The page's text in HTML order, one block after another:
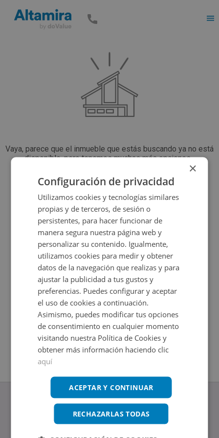
Vaya, parece que el inmueble que estás buscando ya no está
disponible, pero tenemos muchas más opciones...
Volver a buscar
Edificio Atalaya Centro Fase I Sn, 30589 Murcia - Murcia
Impuestos no incluidos
www.altamirainmuebles.com
×
Configuración de privacidad
Utilizamos cookies y tecnologías similares
propias y de terceros, de sesión o
persistentes, para hacer funcionar de
manera segura nuestra página web y
personalizar su contenido. Igualmente,
utilizamos cookies para medir y obtener
datos de la navegación que realizas y para
ajustar la publicidad a tus gustos y
preferencias. Puedes configurar y aceptar
el uso de cookies a continuación.
Asimismo, puedes modificar tus opciones
de consentimiento en cualquier momento
visitando nuestra Política de Cookies y
obtener más información haciendo clic
aquí
ACEPTAR Y CONTINUAR
RECHAZARLAS TODAS